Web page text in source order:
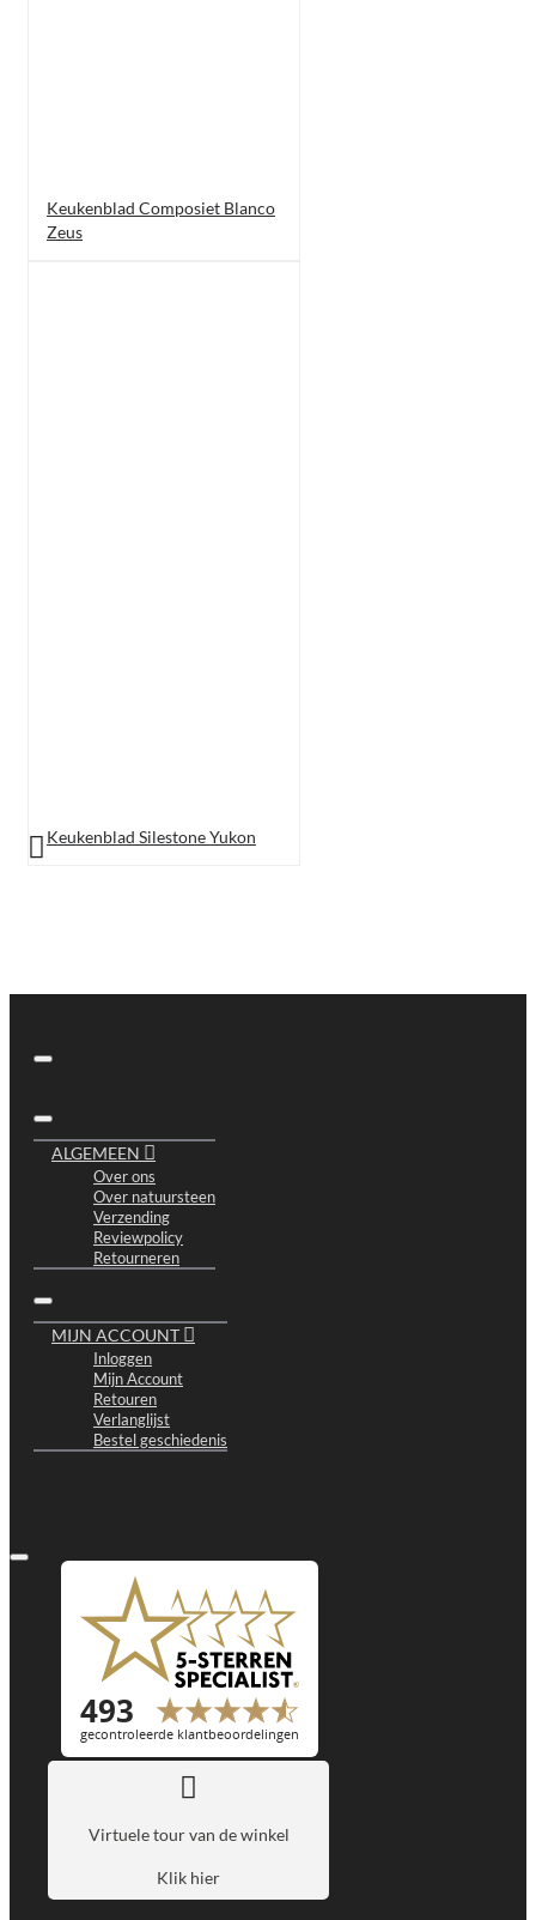
Keukenblad Composiet Blanco
Zeus
Keukenblad Silestone Yukon
ALGEMEEN
Over ons
Over natuursteen
Verzending
Reviewpolicy
Retourneren
MIJN ACCOUNT
Inloggen
Mijn Account
Retouren
Verlanglijst
Bestel geschiedenis
Virtuele tour van de winkel
Klik hier